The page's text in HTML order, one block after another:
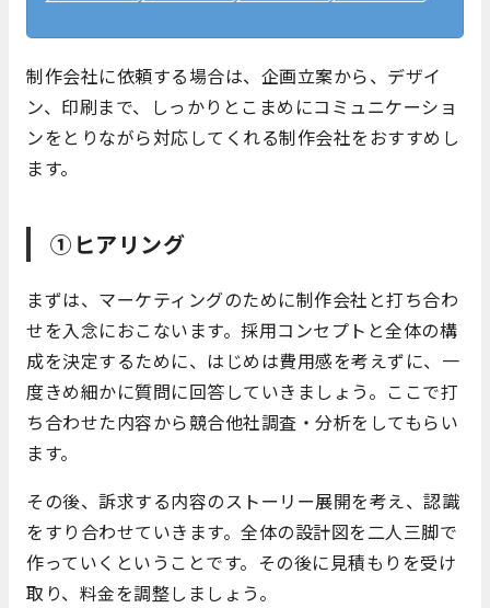
制作会社に依頼する場合は、企画立案から、デザイ
ン、印刷まで、しっかりとこまめにコミュニケーショ
ンをとりながら対応してくれる制作会社をおすすめし
ます。
①ヒアリング
まずは、マーケティングのために制作会社と打ち合わ
せを入念におこないます。採用コンセプトと全体の構
成を決定するために、はじめは費用感を考えずに、一
度きめ細かに質問に回答していきましょう。ここで打
ち合わせた内容から競合他社調査・分析をしてもらい
ます。
その後、訴求する内容のストーリー展開を考え、認識
をすり合わせていきます。全体の設計図を二人三脚で
作っていくということです。その後に見積もりを受け
取り、料金を調整しましょう。